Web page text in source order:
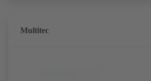
Multitec